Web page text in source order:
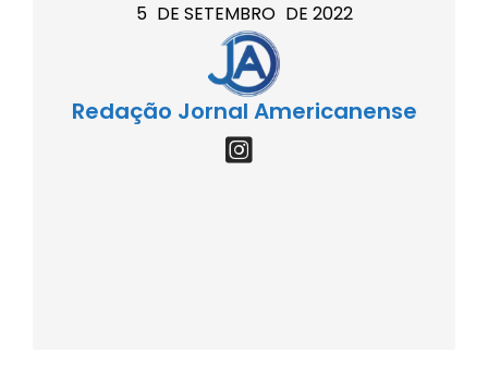
5 DE SETEMBRO DE 2022
Redação Jornal Americanense